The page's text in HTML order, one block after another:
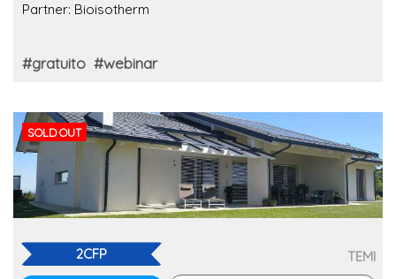
Partner: Bioisotherm
#gratuito #webinar
SOLD OUT
2CFP TEMI